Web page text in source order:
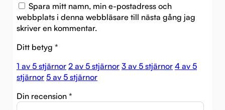
Spara mitt namn, min e-postadress och
webbplats i denna webbläsare till nästa gång jag
skriver en kommentar.
Ditt betyg *
1 av 5 stjärnor 2 av 5 stjärnor 3 av 5 stjärnor 4 av 5
stjärnor 5 av 5 stjärnor
Din recension *